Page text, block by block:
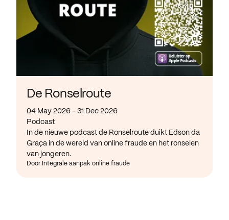
De Ronselroute
04 May 2026 - 31 Dec 2026
Podcast
In de nieuwe podcast de Ronselroute duikt Edson da
Graça in de wereld van online fraude en het ronselen
van jongeren.
Door Integrale aanpak online fraude